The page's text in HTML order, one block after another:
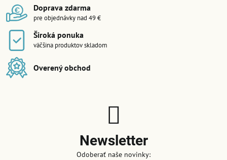
Doprava zdarma
pre objednávky nad 49 €
Široká ponuka
väčšina produktov skladom
Overený obchod
Newsletter
Odoberať naše novinky: